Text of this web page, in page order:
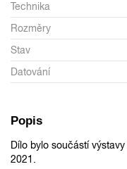
Technika
Rozměry
Stav
Datování
Popis
Dílo bylo součástí
2021.